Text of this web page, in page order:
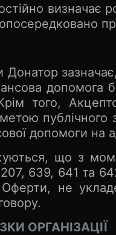
визначає
допомога
того,
публічного
допомоги на
що з
207, 639, 641 та
Оферти, не
ОРГАНІЗАЦІЇ